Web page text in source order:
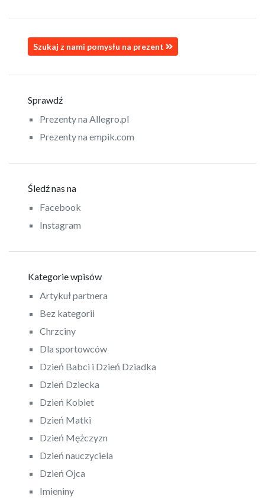
Szukaj z nami pomysłu na prezent
Sprawdź
Prezenty na Allegro.pl
Prezenty na empik.com
Śledź nas na
Facebook
Instagram
Kategorie wpisów
Artykuł partnera
Bez kategorii
Chrzciny
Dla sportowców
Dzień Babci i Dzień Dziadka
Dzień Dziecka
Dzień Kobiet
Dzień Matki
Dzień Mężczyzn
Dzień nauczyciela
Dzień Ojca
Imieniny